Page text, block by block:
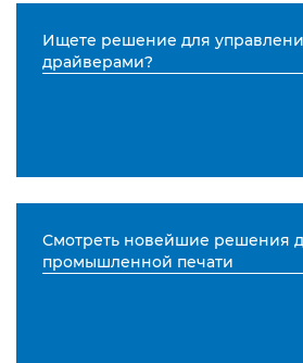
Ищете решение для
драйверами?
Смотреть новейшие решения
промышленной печати